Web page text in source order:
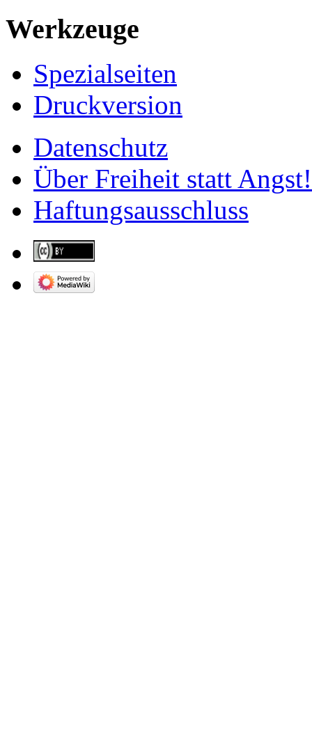
Werkzeuge
Spezialseiten
Druckversion
Datenschutz
Über Freiheit statt Angst!
Haftungsausschluss